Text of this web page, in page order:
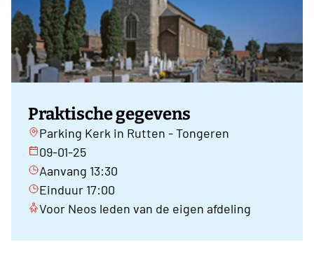
Praktische gegevens
Parking Kerk in Rutten - Tongeren
09-01-25
Aanvang 13:30
Einduur 17:00
Voor Neos leden van de eigen afdeling